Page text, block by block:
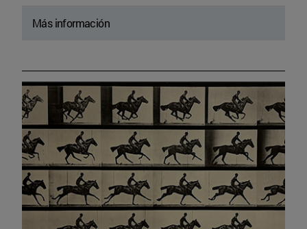
Más información